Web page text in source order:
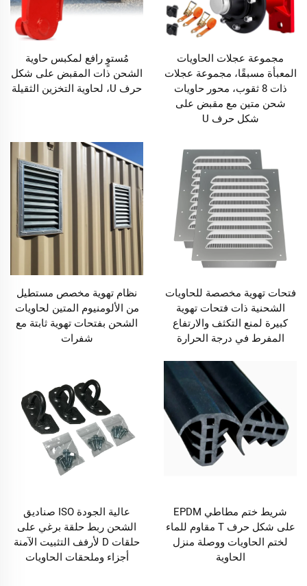
مجموعة عجلات الحاويات
المعبأة مسبقًا، مجموعة عجلات
ذات 8 ثقوب، محور حاويات
شحن متين مع مقبض على
شكل حرف U
مُستوٍ رافع لمكبس حاوية
الشحن ذات المقبض على شكل
حرف U، لحاوية التخزين الثقيلة
فتحات تهوية مخصصة للحاويات
الشحنية ذات فتحات تهوية
كبيرة لمنع التكثف والارتفاع
المفرط في درجة الحرارة
نظام تهوية مخصص مستطيل
من الألومنيوم المتين لحاويات
الشحن بفتحات تهوية ثابتة مع
شفرات
شريط ختم مطاطي EPDM
على شكل حرف T مقاوم للماء
لختم الحاويات ووصلة منزل
الحاوية
عالية الجودة ISO صناديق
الشحن ربط حلقة برغي على
حلقات D لأرفف التثبيت الآمنة
أجزاء وملحقات الحاويات